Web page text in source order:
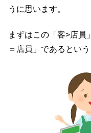
うに思います。
まずはこの「客>店員
＝店員」であるとい